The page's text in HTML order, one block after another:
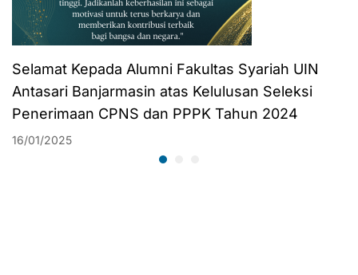
Selamat Kepada Alumni Fakultas Syariah UIN
Antasari Banjarmasin atas Kelulusan Seleksi
Penerimaan CPNS dan PPPK Tahun 2024
16/01/2025